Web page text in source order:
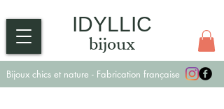
IDYLLIC
bijoux
Bijoux chics et nature - Fabrication française